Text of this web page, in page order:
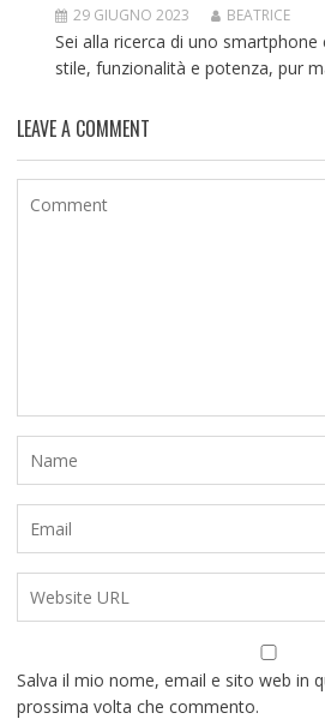
29 GIUGNO 2023 BEATRICE
Sei alla ricerca di uno smartphone
stile, funzionalità e potenza, pur
LEAVE A COMMENT
Salva il mio nome, email e sito web in
prossima volta che commento.